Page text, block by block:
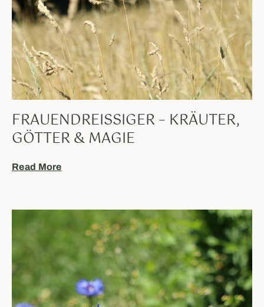
FRAUENDREISSIGER – KRÄUTER,
GÖTTER & MAGIE
Read More